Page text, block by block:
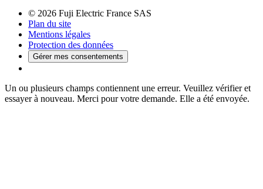
© 2026 Fuji Electric France SAS
Plan du site
Mentions légales
Protection des données
Gérer mes consentements
Un ou plusieurs champs contiennent une erreur. Veuillez vérifier et
essayer à nouveau. Merci pour votre demande. Elle a été envoyée.